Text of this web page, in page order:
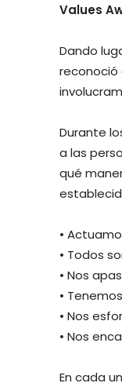
Values
Dando
reconoció
Durante
a las
qué
•
• Todos
• Nos
•
• Nos
• Nos
En cada